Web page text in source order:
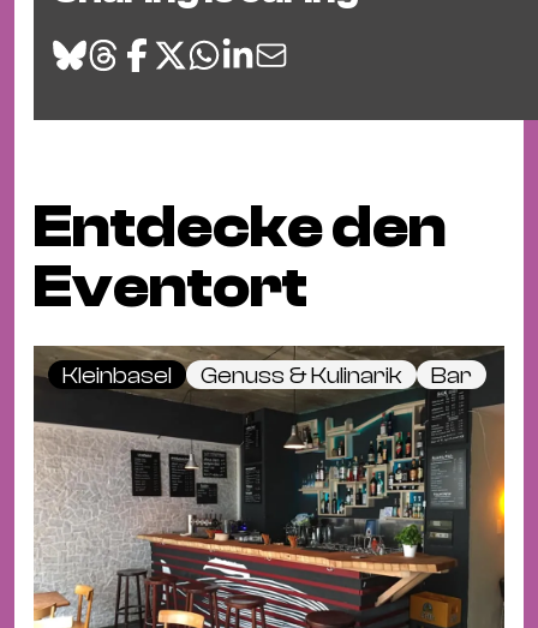
Entdecke den
Eventort
Kleinbasel Genuss & Kulinarik Bar